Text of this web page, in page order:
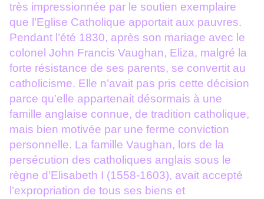
très impressionnée par le soutien exemplaire
que l’Eglise Catholique apportait aux pauvres.
Pendant l’été 1830, après son mariage avec le
colonel John Francis Vaughan, Eliza, malgré la
forte résistance de ses parents, se convertit au
catholicisme. Elle n’avait pas pris cette décision
parce qu’elle appartenait désormais à une
famille anglaise connue, de tradition catholique,
mais bien motivée par une ferme conviction
personnelle. La famille Vaughan, lors de la
persécution des catholiques anglais sous le
règne d’Elisabeth I (1558-1603), avait accepté
l’expropriation de tous ses biens et